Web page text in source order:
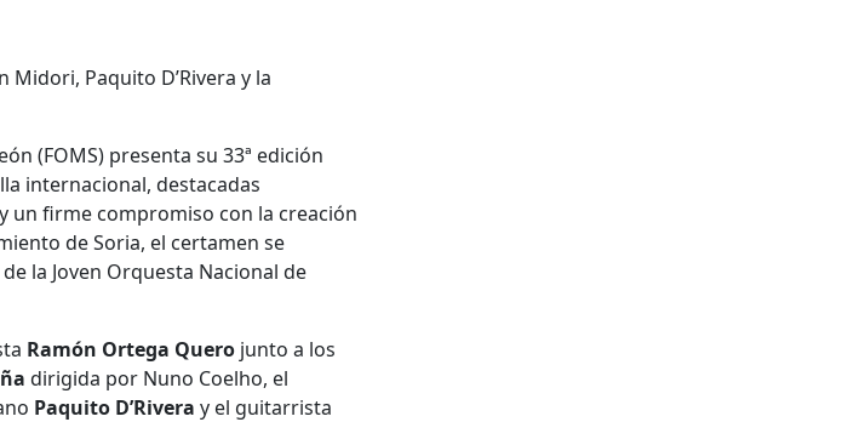
(FOMS) presenta su 33ª edición
internacional, destacadas
un firme compromiso con la creación
de Soria, el certamen se
la Joven Orquesta Nacional de
Ramón Ortega Quero junto a los
dirigida por Nuno Coelho, el
Paquito D’Rivera y el guitarrista